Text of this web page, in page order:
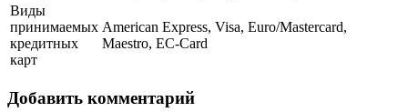
Виды
принимаемых
кредитных
карт
American Express, Visa, Euro/Mastercard,
Maestro, EC-Card
Добавить комментарий